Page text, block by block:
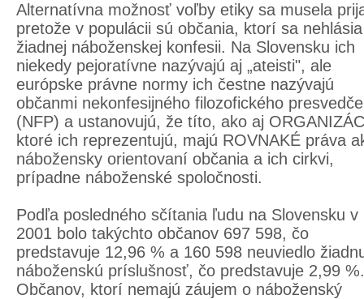
Alternatívna možnosť voľby etiky sa musela
pretože v populácii sú občania, ktorí sa
žiadnej náboženskej konfesii. Na Slovensku ich
niekedy pejoratívne nazývajú aj „ateisti", ale
európske právne normy ich čestne nazývajú
občanmi nekonfesijného filozofického
(NFP) a ustanovujú, že títo, ako aj
ktoré ich reprezentujú, majú ROVNAKÉ práva
nábožensky orientovaní občania a ich cirkvi,
prípadne náboženské spoločnosti.
Podľa posledného sčítania ľudu na Slovensku v
2001 bolo takýchto občanov 697 598, čo
predstavuje 12,96 % a 160 598 neuviedlo
náboženskú príslušnosť, čo predstavuje 2,99 %.
Občanov, ktorí nemajú záujem o náboženský